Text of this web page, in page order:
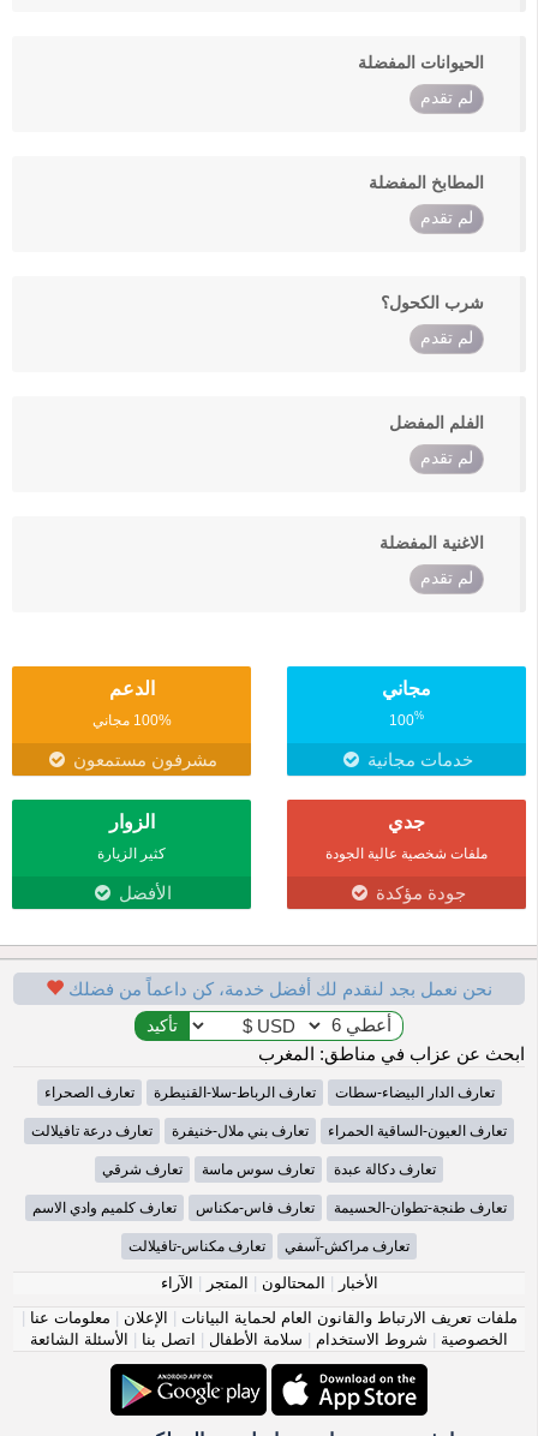
الحيوانات المفضلة
لم تقدم
المطابخ المفضلة
لم تقدم
شرب الكحول؟
لم تقدم
الفلم المفضل
لم تقدم
الاغنية المفضلة
لم تقدم
مجاني
100%
خدمات مجانية
الدعم
100% مجاني
مشرفون مستمعون
جدي
ملفات شخصية عالية الجودة
جودة مؤكدة
الزوار
كثير الزيارة
الأفضل
نحن نعمل بجد لنقدم لك أفضل خدمة، كن داعماً من فضلك
ابحث عن عزاب في مناطق: المغرب
تعارف الدار البيضاء-سطات تعارف الرباط-سلا-القنيطرة تعارف الصحراء
تعارف العيون-الساقية الحمراء تعارف بني ملال-خنيفرة تعارف درعة تافيلالت
تعارف دكالة عبدة تعارف سوس ماسة تعارف شرقي
تعارف طنجة-تطوان-الحسيمة تعارف فاس-مكناس تعارف كلميم وادي الاسم
تعارف مراكش-آسفي تعارف مكناس-تافيلالت
الأخبار | المحتالون | المتجر | الآراء
ملفات تعريف الارتباط والقانون العام لحماية البيانات | الإعلان | معلومات عنا |
الخصوصية | شروط الاستخدام | سلامة الأطفال | اتصل بنا | الأسئلة الشائعة